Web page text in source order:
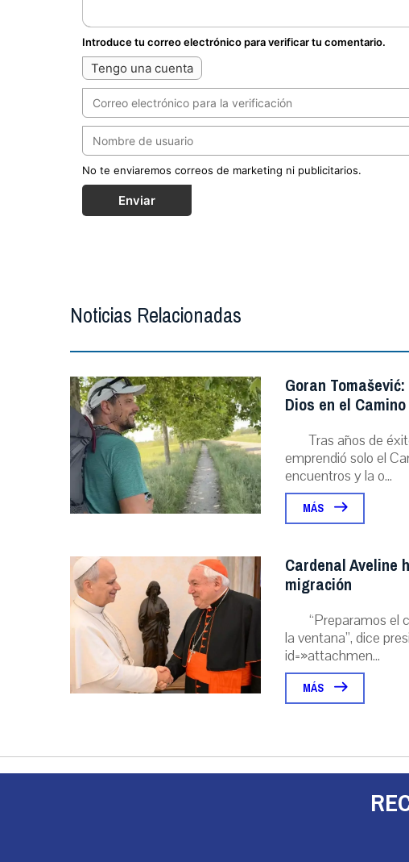
Introduce tu correo electrónico para verificar tu comentario.
Tengo una cuenta
No te enviaremos correos de marketing ni publicitarios.
Enviar
Noticias Relacionadas
Goran
Dios en el
Tras años de
emprendió solo el
encuentros y la o...
MÁS
Cardenal Aveline
migración
“Preparamos el
la ventana”, dice
id=»attachmen...
MÁS